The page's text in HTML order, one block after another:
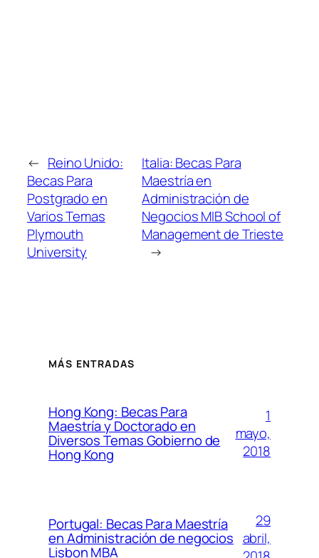
← Reino Unido:
Becas Para
Postgrado en
Varios Temas
Plymouth
University
Italia: Becas Para
Maestría en
Administración de
Negocios MIB School of
Management de Trieste
→
MÁS ENTRADAS
Hong Kong: Becas Para
Maestría y Doctorado en
Diversos Temas Gobierno de
Hong Kong
1
mayo,
2018
Portugal: Becas Para Maestría
en Administración de negocios
Lisbon MBA
29
abril,